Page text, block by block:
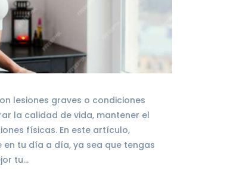
lesiones graves o condiciones
la calidad de vida, mantener el
físicas. En este artículo,
tu día a día, ya sea que tengas
tu…